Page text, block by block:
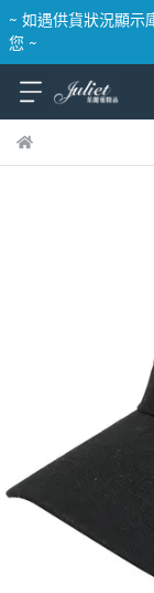
~ 如遇供貨狀況顯示
您 ~